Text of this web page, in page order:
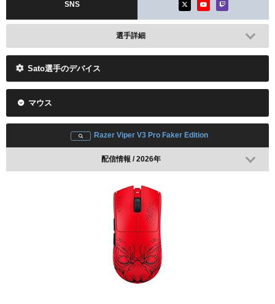
SNS
選手詳細
Sato選手のデバイス
マウス
Razer Viper V3 Pro Faker Edition
配信情報 / 2026年